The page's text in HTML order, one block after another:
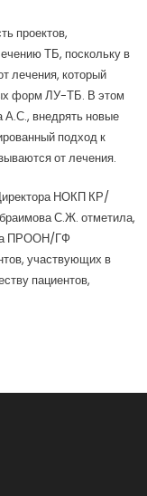
проектов,
ТБ, поскольку в
лечения, который
форм ЛУ-ТБ. В этом
внедрять новые
подход к
от лечения.
НОКП КР/
С.Ж. отметила,
ПРООН/ГФ
участвующих в
пациентов,